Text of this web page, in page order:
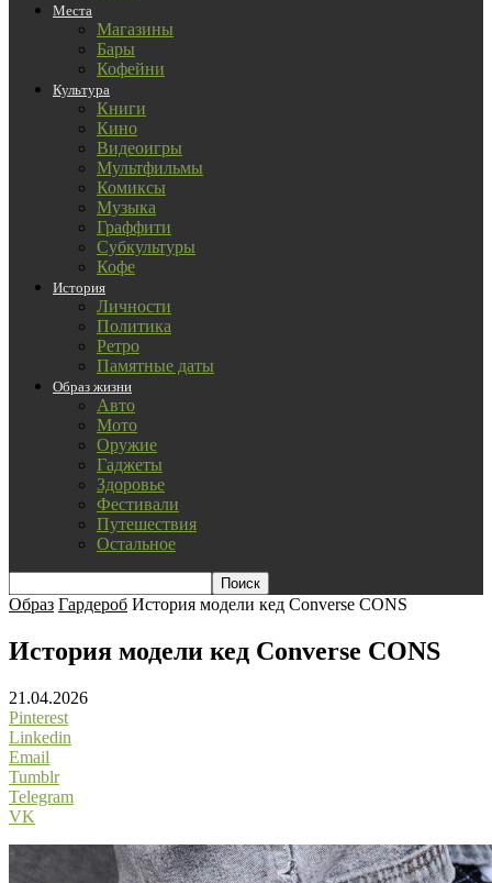
Места
Магазины
Бары
Кофейни
Культура
Книги
Кино
Видеоигры
Мультфильмы
Комиксы
Музыка
Граффити
Субкультуры
Кофе
История
Личности
Политика
Ретро
Памятные даты
Образ жизни
Авто
Мото
Оружие
Гаджеты
Здоровье
Фестивали
Путешествия
Остальное
Образ Гардероб История модели кед Converse CONS
История модели кед Converse CONS
21.04.2026
Pinterest
Linkedin
Email
Tumblr
Telegram
VK